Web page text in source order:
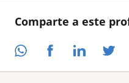
Comparte a este